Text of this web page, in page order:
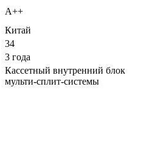
A++
Китай
34
3 года
Кассетный внутренний блок
мульти-сплит-системы